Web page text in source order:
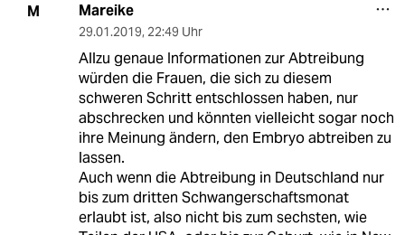
M Mareike
29.01.2019, 22:49 Uhr
Allzu genaue Informationen zur Abtreibung
würden die Frauen, die sich zu diesem
schweren Schritt entschlossen haben, nur
abschrecken und könnten vielleicht sogar noch
ihre Meinung ändern, den Embryo abtreiben zu
lassen.
Auch wenn die Abtreibung in Deutschland nur
bis zum dritten Schwangerschaftsmonat
erlaubt ist, also nicht bis zum sechsten, wie